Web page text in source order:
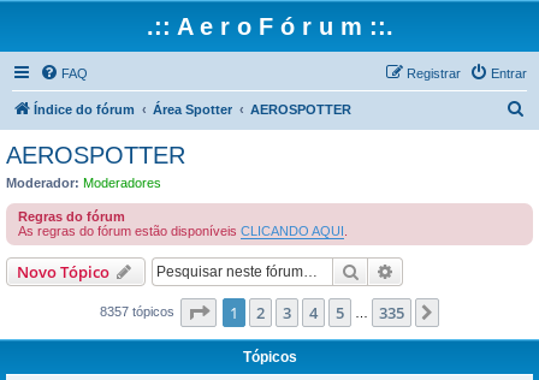
.:: A e r o F ó r u m ::.
FAQ Entrar
Registrar
Índice do fórum Área Spotter AEROSPOTTER
r
AEROSPOTTER
Moderador: Moderadores
Regras do fórum
As regras do fórum estão disponíveis CLICANDO AQUI
Novo Tópico Pesquisar
8357 tópicos Página de 335
1 2 3 4 5 335
Tópicos